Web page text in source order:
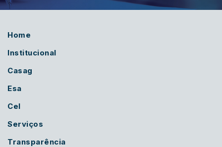
Home
Institucional
Casag
Esa
Cel
Serviços
Transparência